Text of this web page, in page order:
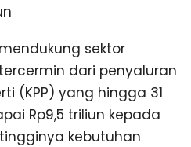
sektor
dari penyaluran
(KPP) yang hingga 31
Rp9,5 triliun kepada
tingginya kebutuhan